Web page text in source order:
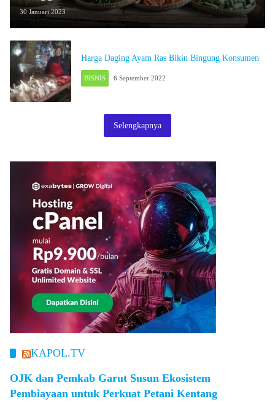
30 Januari 2023
Harga Daging Ayam Ras Bikin Bingung Konsumen
BISNIS 6 September 2022
Selengkapnya
KAPOL.TV
OJK dan Pemkab Garut Susun Ekosistem
Pembiayaan untuk Perkuat Petani Kentang